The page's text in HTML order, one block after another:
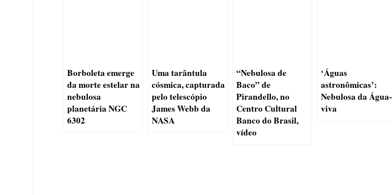
Borboleta emerge
da morte estelar na
nebulosa
planetária NGC
6302
Uma tarântula
cósmica, capturada
pelo telescópio
James Webb da
NASA
“Nebulosa de
Baco” de
Pirandello, no
Centro Cultural
Banco do Brasil,
vídeo
‘Águas
astronômicas’:
Nebulosa da Água-
viva